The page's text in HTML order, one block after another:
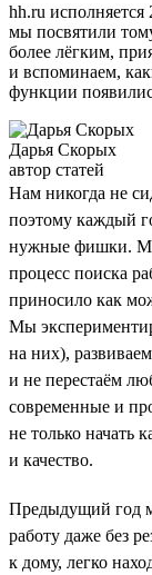
hh.ru
мы посвятили
более лёгким,
и вспоминаем,
функции
Дарья Скорых
автор статей
Нам никогда не
поэтому каждый
нужные фишки.
процесс поиска
приносило как
Мы
на них),
и не перестаём
современные и
не только начать
и качество.
Предыдущий год
работу даже без
к дому, легко